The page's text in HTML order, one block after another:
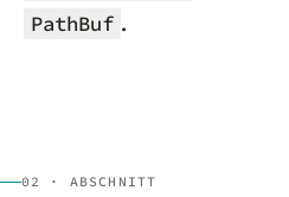
PathBuf .
02 · ABSCHNITT